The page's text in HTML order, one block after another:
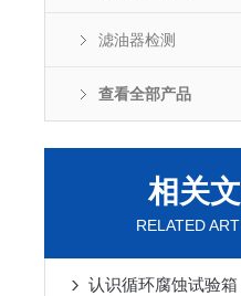
滤油器检测
查看全部产品
相关
RELATED